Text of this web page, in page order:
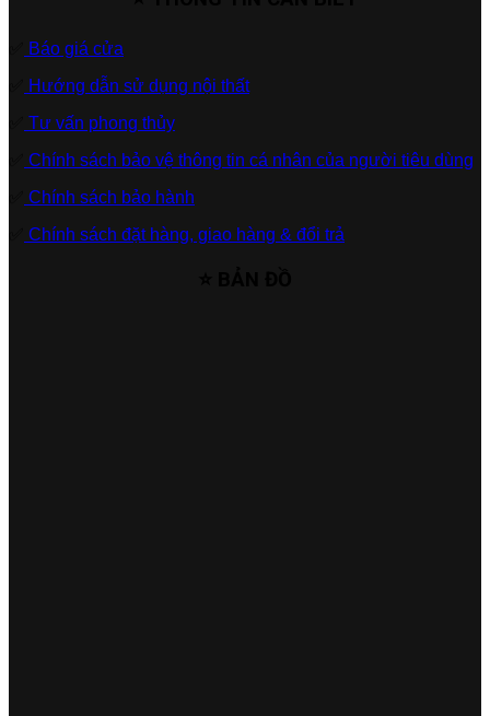
Báo giá cửa
Hướng dẫn sử dụng nội thất
Tư vấn phong thủy
Chính sách bảo vệ thông tin cá nhân của người tiêu dùng
Chính sách bảo hành
Chính sách đặt hàng, giao hàng & đổi trả